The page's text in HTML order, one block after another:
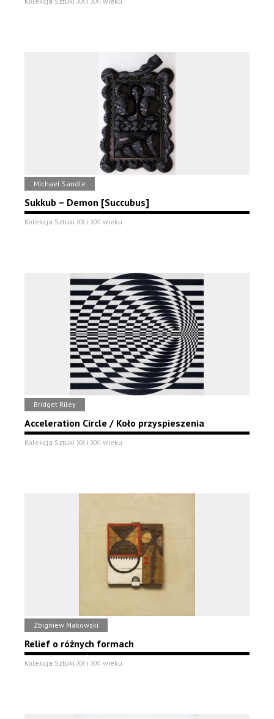
Michael Sandle
Sukkub – Demon [Succubus]
Kolekcja Sztuki XX i XXI wieku
Bridget Riley
Acceleration Circle / Koło przyspieszenia
Kolekcja Sztuki XX i XXI wieku
Zbigniew Makowski
Relief o różnych formach
Kolekcja Sztuki XX i XXI wieku